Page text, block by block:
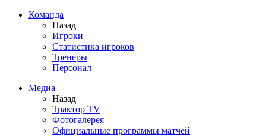
Команда
Назад
Игроки
Статистика игроков
Тренеры
Персонал
Медиа
Назад
Трактор TV
Фотогалерея
Официальные программы матчей